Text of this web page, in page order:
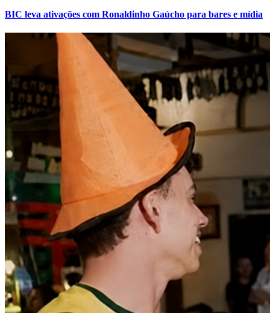
Fortaleza
BIC leva ativações com Ronaldinho Gaúcho para bares e mídia